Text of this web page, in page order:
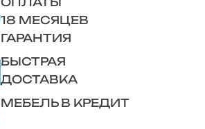
18 МЕСЯЦЕВ
ГАРАНТИЯ
БЫСТРАЯ
ДОСТАВКА
МЕБЕЛЬ В КРЕДИТ